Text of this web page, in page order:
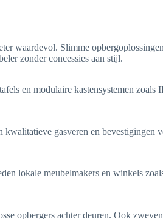
waardevol. Slimme
zonder concessies aan stijl.
en modulaire kastensystemen
gasveren en bevestigingen
lokale meubelmakers en winkels
opbergers achter deuren. Ook